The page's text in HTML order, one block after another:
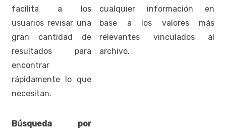
facilita a los
usuarios revisar una
gran cantidad de
resultados para
encontrar
rápidamente lo que
necesitan.
cualquier información en
base a los valores más
relevantes vinculados al
archivo.
Búsqueda por